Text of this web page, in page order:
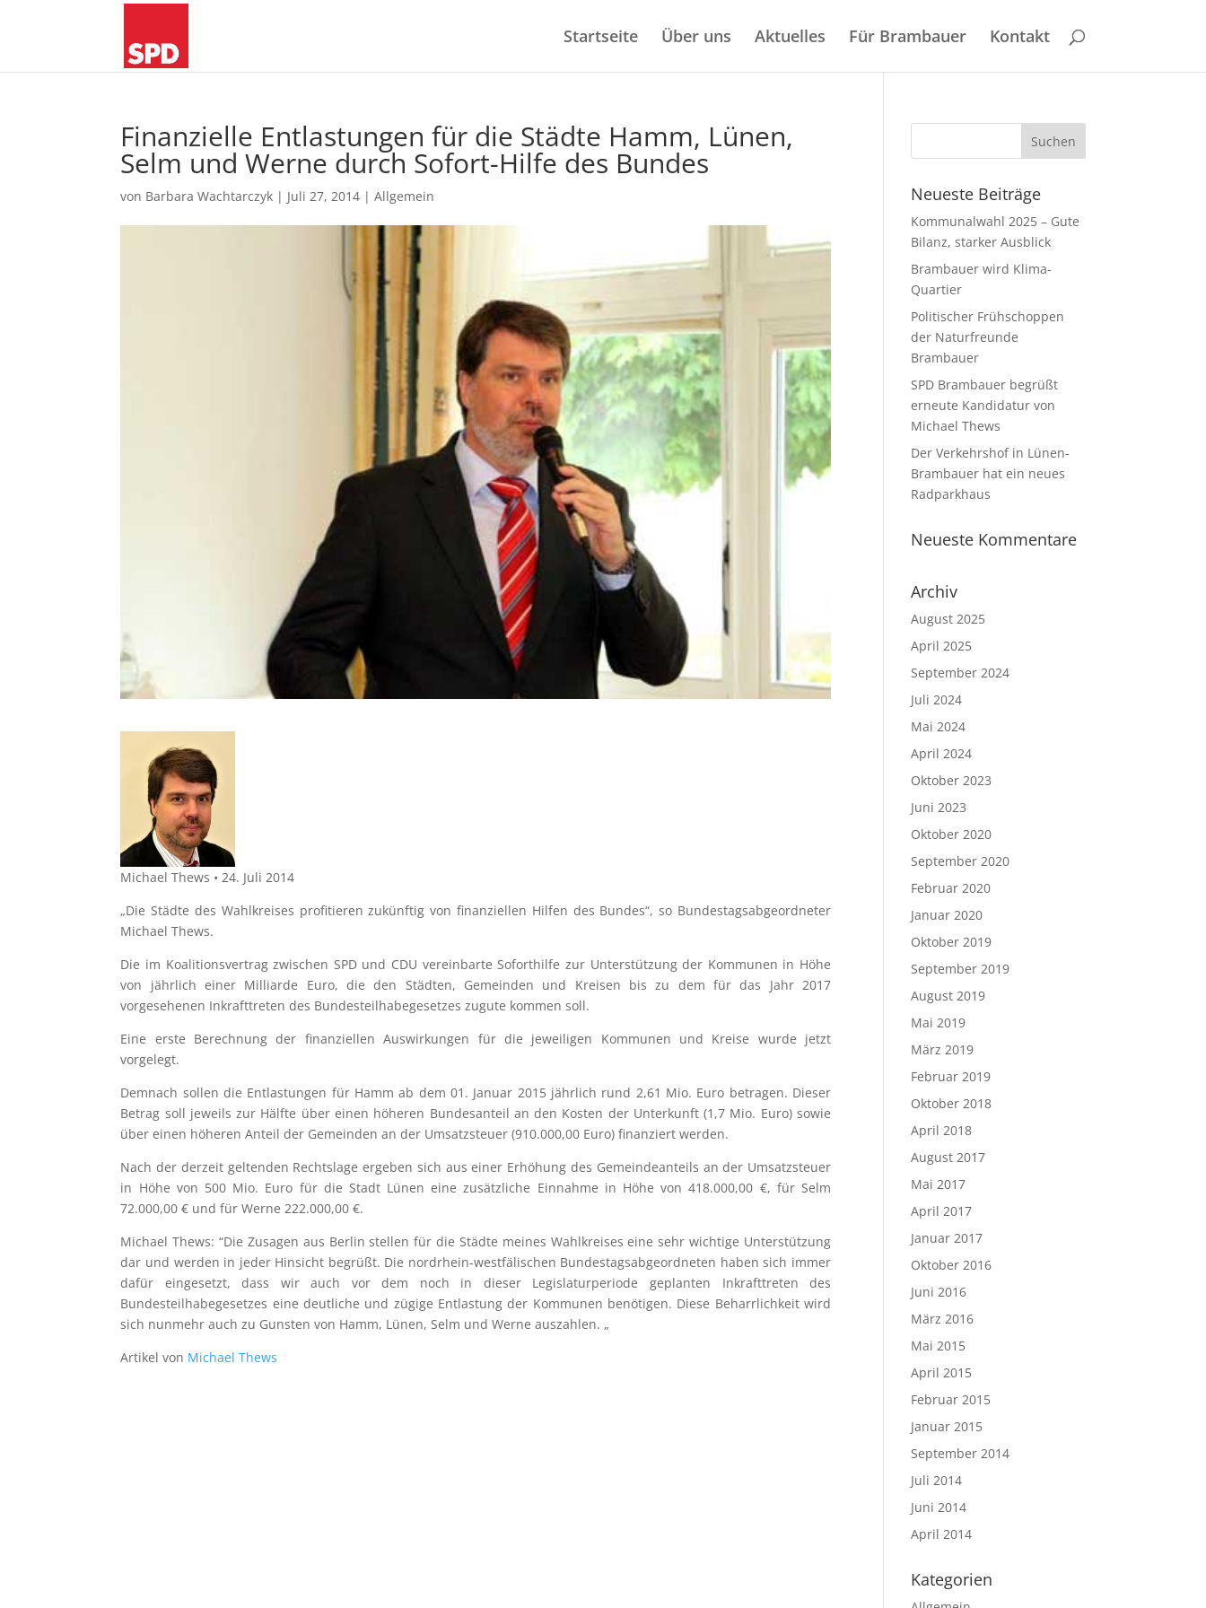
Startseite Über uns Aktuelles Für Brambauer Kontakt
Finanzielle Entlastungen für die Städte Hamm, Lünen,
Selm und Werne durch Sofort-Hilfe des Bundes
von Barbara Wachtarczyk | Juli 27, 2014 |Allgemein
Michael Thews • 24. Juli 2014
„Die Städte des Wahlkreises profitieren zukünftig von finanziellen Hilfen des Bundes“, so Bundestagsabgeordneter
Michael Thews.
Die im Koalitionsvertrag zwischen SPD und CDU vereinbarte Soforthilfe zur Unterstützung der Kommunen in Höhe
von jährlich einer Milliarde Euro, die den Städten, Gemeinden und Kreisen bis zu dem für das Jahr 2017
vorgesehenen Inkrafttreten des Bundesteilhabegesetzes zugute kommen soll.
Eine erste Berechnung der finanziellen Auswirkungen für die jeweiligen Kommunen und Kreise wurde jetzt
vorgelegt.
Demnach sollen die Entlastungen für Hamm ab dem 01. Januar 2015 jährlich rund 2,61 Mio. Euro betragen. Dieser
Betrag soll jeweils zur Hälfte über einen höheren Bundesanteil an den Kosten der Unterkunft (1,7 Mio. Euro) sowie
über einen höheren Anteil der Gemeinden an der Umsatzsteuer (910.000,00 Euro) finanziert werden.
Nach der derzeit geltenden Rechtslage ergeben sich aus einer Erhöhung des Gemeindeanteils an der Umsatzsteuer
in Höhe von 500 Mio. Euro für die Stadt Lünen eine zusätzliche Einnahme in Höhe von 418.000,00 €, für Selm
72.000,00 € und für Werne 222.000,00 €.
Michael Thews: “Die Zusagen aus Berlin stellen für die Städte meines Wahlkreises eine sehr wichtige Unterstützung
dar und werden in jeder Hinsicht begrüßt. Die nordrhein-westfälischen Bundestagsabgeordneten haben sich immer
dafür eingesetzt, dass wir auch vor dem noch in dieser Legislaturperiode geplanten Inkrafttreten des
Bundesteilhabegesetzes eine deutliche und zügige Entlastung der Kommunen benötigen. Diese Beharrlichkeit wird
sich nunmehr auch zu Gunsten von Hamm, Lünen, Selm und Werne auszahlen. „
Artikel von Michael Thews
Neueste Beiträge
Kommunalwahl 2025 – Gute
Bilanz, starker Ausblick
Brambauer wird Klima-
Quartier
Politischer Frühschoppen
der Naturfreunde
Brambauer
SPD Brambauer begrüßt
erneute Kandidatur von
Michael Thews
Der Verkehrshof in Lünen-
Brambauer hat ein neues
Radparkhaus
Neueste Kommentare
Archiv
August 2025
April 2025
September 2024
Juli 2024
Mai 2024
April 2024
Oktober 2023
Juni 2023
Oktober 2020
September 2020
Februar 2020
Januar 2020
Oktober 2019
September 2019
August 2019
Mai 2019
März 2019
Februar 2019
Oktober 2018
April 2018
August 2017
Mai 2017
April 2017
Januar 2017
Oktober 2016
Juni 2016
März 2016
Mai 2015
April 2015
Februar 2015
Januar 2015
September 2014
Juli 2014
Juni 2014
April 2014
Kategorien